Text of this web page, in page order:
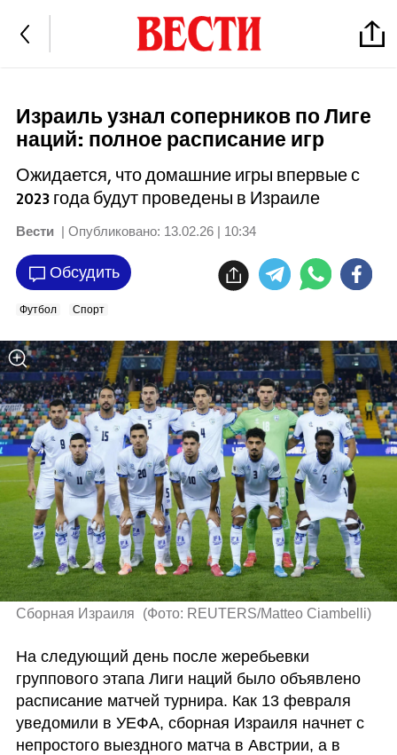
Израиль узнал соперников по Лиге
наций: полное расписание игр
Ожидается, что домашние игры впервые с
2023 года будут проведены в Израиле
Вести | Опубликовано: 13.02.26 | 10:34
Обсудить
Футбол Спорт
Сборная Израиля (Фото: REUTERS/Matteo Ciambelli)
На следующий день после жеребьевки
группового этапа Лиги наций было объявлено
расписание матчей турнира. Как 13 февраля
уведомили в УЕФА, сборная Израиля начнет с
непростого выездного матча в Австрии, а в